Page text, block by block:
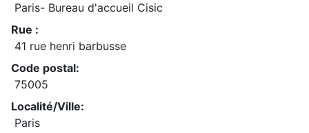
Paris- Bureau d'accueil Cisic
Rue :
41 rue henri barbusse
Code postal:
75005
Localité/Ville:
Paris